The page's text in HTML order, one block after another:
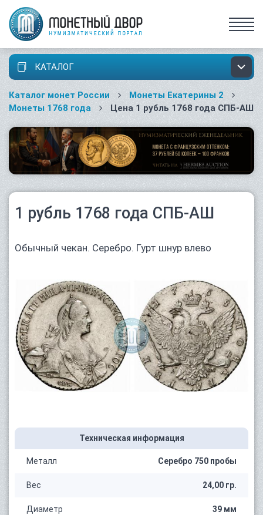
КАТАЛОГ
Каталог монет России
Монеты Екатерины 2
Монеты 1768 года
Цена 1 рубль 1768 года СПБ-АШ
1 рубль 1768 года СПБ-АШ
Обычный чекан. Серебро. Гурт шнур влево
Техническая информация
Металл Серебро 750 пробы
Вес 24,00 гр.
Диаметр 39 мм